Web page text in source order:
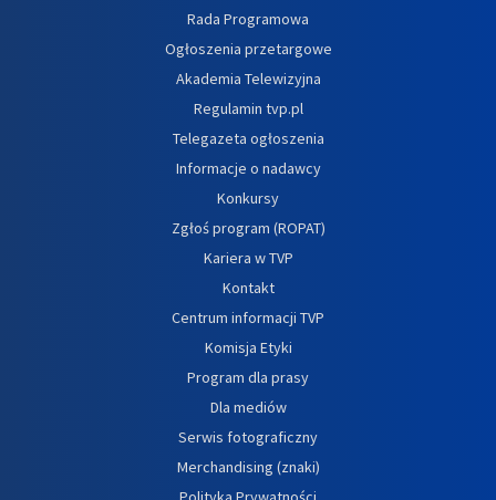
Rada Programowa
Ogłoszenia przetargowe
Akademia Telewizyjna
Regulamin tvp.pl
Telegazeta ogłoszenia
Informacje o nadawcy
Konkursy
Zgłoś program (ROPAT)
Kariera w TVP
Kontakt
Centrum informacji TVP
Komisja Etyki
Program dla prasy
Dla mediów
Serwis fotograficzny
Merchandising (znaki)